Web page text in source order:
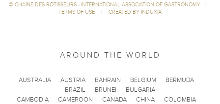
© CHAÎNE DES RÔTISSEURS - INTERNATIONAL ASSOCIATION OF GASTRONOMY
|
TERMS OF USE
| CREATED BY INDUXIA
AROUND THE WORLD
AUSTRALIA AUSTRIA BAHRAIN BELGIUM
BERMUDA
BRAZIL
BRUNEI
BULGARIA
CAMBODIA
CAMEROON CANADA CHINA
COLOMBIA